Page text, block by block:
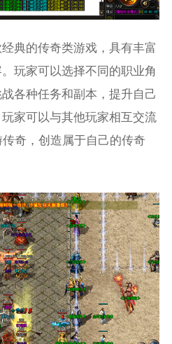
典的传奇类游戏，具有丰富
玩家可以选择不同的职业角
各种任务和副本，提升自己
家可以与其他玩家相互交流
奇，创造属于自己的传奇